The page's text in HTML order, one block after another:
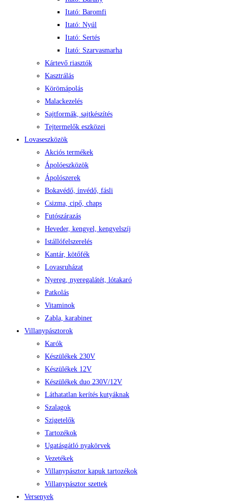
Itató: Baromfi
Itató: Nyúl
Itató: Sertés
Itató: Szarvasmarha
Kártevő riasztók
Kasztrálás
Körömápolás
Malackezelés
Sajtformák, sajtkészítés
Tejtermelők eszközei
Lovaseszközök
Akciós termékek
Ápolóeszközök
Ápolószerek
Bokavédő, ínvédő, fásli
Csizma, cipő, chaps
Futószárazás
Heveder, kengyel, kengyelszíj
Istállófelszerelés
Kantár, kötőfék
Lovasruházat
Nyereg, nyeregalátét, lótakaró
Patkolás
Vitaminok
Zabla, karabiner
Villanypásztorok
Karók
Készülékek 230V
Készülékek 12V
Készülékek duo 230V/12V
Láthatatlan kerítés kutyáknak
Szalagok
Szigetelők
Tartozékok
Ugatásgátló nyakörvek
Vezetékek
Villanypásztor kapuk tartozékok
Villanypásztor szettek
Versenyek